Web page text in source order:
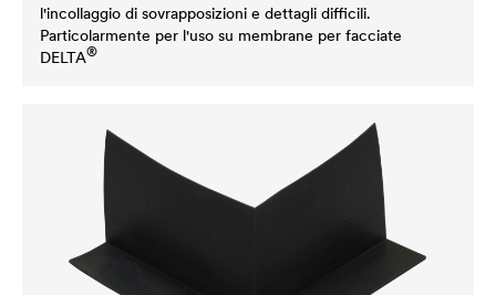
l'incollaggio di sovrapposizioni e dettagli difficili.
Particolarmente per l'uso su membrane per facciate
DELTA®